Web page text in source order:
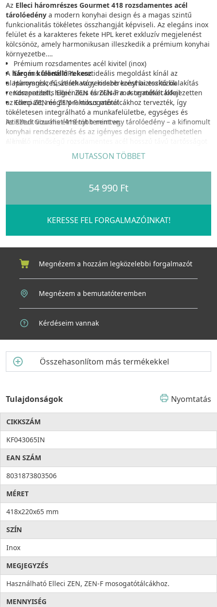
Az Elleci háromrészes Gourmet 418 rozsdamentes acél
tárolóedény a modern konyhai design és a magas szintű
funkcionalitás tökéletes összhangját képviseli. Az elegáns inox
felület és a karakteres fekete HPL keret exkluzív megjelenést
kölcsönöz, amely harmonikusan illeszkedik a prémium konyhai
környezetbe.
A három különálló rekeszideális megoldást kínál az
alapanyagok, fűszerek vagy kisebb konyhai eszközök
rendszerezett, higiénikus tárolására. A terméket kifejezetten
az Elleci ZEN és ZEN-F mosogatótálcákhoz tervezték, így
tökéletesen integrálható a munkafelületbe, egységes és
letisztult vizuális élményt teremtve.
és egyszerű tisztíthatóságot biztosít, míg a praktikus méret
(418 × 220 × 65 mm) optimális helykihasználást tesz lehetővé a
mindennapi használat során.
Prémium rozsdamentes acél kivitel (inox)
Elegáns fekete HPL keret
Háromrészes, átlátható rendszerezést biztosító kialakítás
Kompatibilis Elleci ZEN és ZEN-F mosogatótálcákkal
Kompakt, mégis praktikus méret
Az Elleci Gourmet 418 több mint egy tárolóedény – a kifinomult
konyhai rendszerezés és az igényes design elengedhetetlen
MUTASSON TÖBBET
54 990 Ft
KERESSE FEL FORGALMAZÓINKAT!
Megnézem a hozzám legközelebbi forgalmazót
Megnézem a bemutatóteremben
Kérdéseim vannak
Összehasonlítom más termékekkel
Tulajdonságok Nyomtatás
CIKKSZÁM
KF043065IN
EAN SZÁM
8031873803506
MÉRET
418x220x65 mm
SZÍN
Inox
MEGJEGYZÉS
Használható Elleci ZEN, ZEN-F mosogatótálcákhoz.
MENNYISÉG